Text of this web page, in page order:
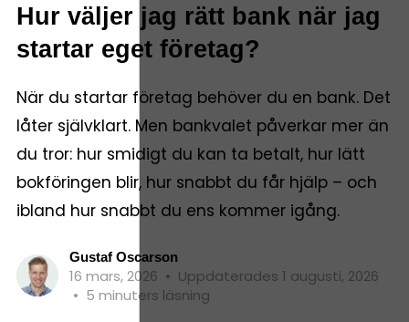
Hur väljer jag rätt bank när jag
startar eget företag?
När du startar företag behöver du en bank. Det
låter självklart. Men bankvalet påverkar mer än
du tror: hur smidigt du kan ta betalt, hur lätt
bokföringen blir, hur snabbt du får hjälp – och
ibland hur snabbt du ens kommer igång.
Gustaf Oscarson
16 mars, 2026 • Uppdaterades 1 augusti, 2026
• 5 minuters läsning